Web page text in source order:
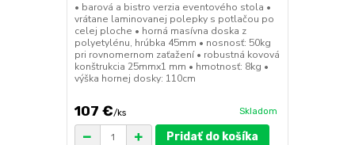
• barová a bistro verzia eventového stola •
vrátane laminovanej polepky s potlačou po
celej ploche • horná masívna doska z
polyetylénu, hrúbka 45mm • nosnosť: 50kg
pri rovnomernom zaťažení • robustná kovová
konštrukcia 25mmx1 mm • hmotnosť: 8kg •
výška hornej dosky: 110cm
107 €/ks Skladom
Pridať do košíka